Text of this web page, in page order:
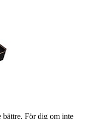
bättre. För dig om inte